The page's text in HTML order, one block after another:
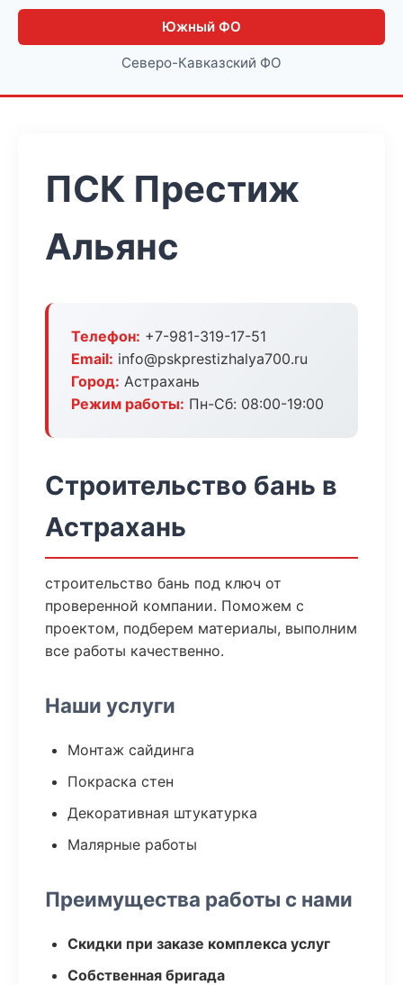
Южный ФО
Северо-Кавказский ФО
ПСК Престиж
Альянс
Телефон: +7-981-319-17-51
Email: info@pskprestizhalya700.ru
Город: Астрахань
Режим работы: Пн-Сб: 08:00-19:00
Строительство бань в
Астрахань
строительство бань под ключ от
проверенной компании. Поможем с
проектом, подберем материалы, выполним
все работы качественно.
Наши услуги
Монтаж сайдинга
Покраска стен
Декоративная штукатурка
Малярные работы
Преимущества работы с нами
Скидки при заказе комплекса услуг
Собственная бригада